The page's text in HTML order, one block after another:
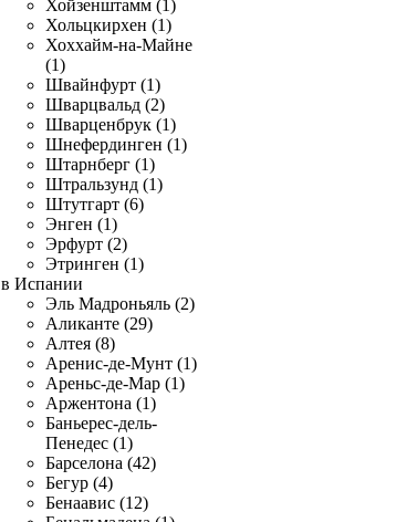
Хойзенштамм (1)
Хольцкирхен (1)
Хоххайм-на-Майне
(1)
Швайнфурт (1)
Шварцвальд (2)
Шварценбрук (1)
Шнефердинген (1)
Штарнберг (1)
Штральзунд (1)
Штутгарт (6)
Энген (1)
Эрфурт (2)
Этринген (1)
в Испании
Эль Мадроньяль (2)
Аликанте (29)
Алтея (8)
Аренис-де-Мунт (1)
Ареньс-де-Мар (1)
Аржентона (1)
Баньерес-дель-
Пенедес (1)
Барселона (42)
Бегур (4)
Бенаавис (12)